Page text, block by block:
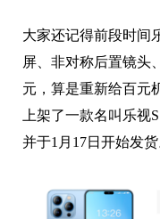
大家还记得前段时间
屏、非对称后置镜头
元，算是重新给百元
上架了一款名叫乐视
并于1月17日开始发货